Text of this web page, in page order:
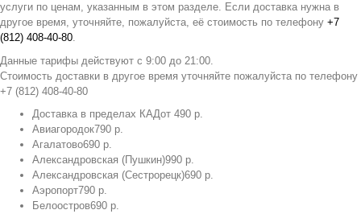
услуги по ценам, указанным в этом разделе. Если доставка нужна в
другое время, уточняйте, пожалуйста, её стоимость по телефону +7
(812) 408-40-80.
Данные тарифы действуют с 9:00 до 21:00.
Стоимость доставки в другое время уточняйте пожалуйста по телефону
+7 (812) 408-40-80
Доставка в пределах КАДот 490 р.
Авиагородок790 р.
Агалатово690 р.
Александровская (Пушкин)990 р.
Александровская (Сестрорецк)690 р.
Аэропорт790 р.
Белоостров690 р.